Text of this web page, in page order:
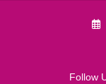
Follow